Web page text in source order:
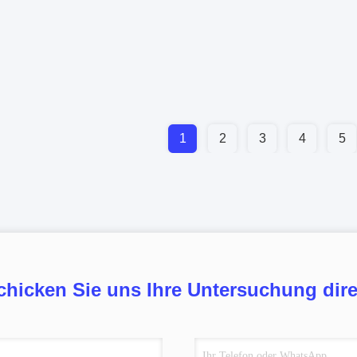
1 2 3 4 5
Sie uns Ihre Untersuchung